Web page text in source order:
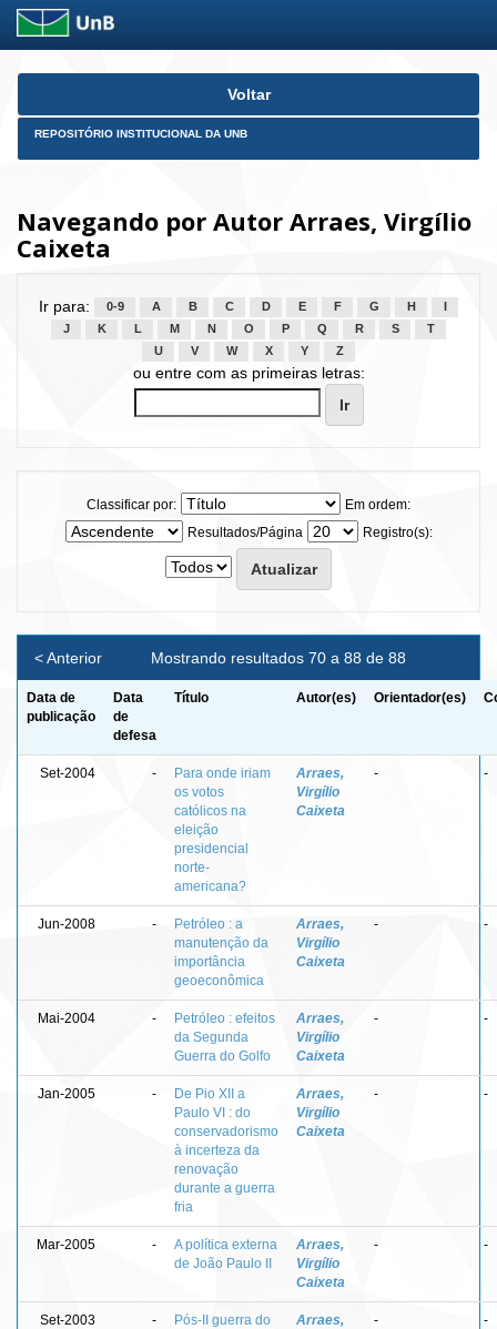
Skip
Voltar
REPOSITÓRIO INSTITUCIONAL DA UNB
Navegando por Autor Arraes, Virgílio
Caixeta
Ir para: 0-9 A B C D E F G H
J
K L M N O P Q R S
T
U
V W X Y Z
ou entre com as primeiras letras:
Classificar por:
Em ordem:
Resultados/Página
Registro(s):
Mostrando resultados 70 a 88 de 88
< Anterior
Data de
publicação
Data
de
defesa
Título Autor(es) Orientador(es)
Set-2004 -
Para onde iriam
os votos
católicos na
eleição
presidencial
norte-
americana?
Arraes,
Virgílio
Caixeta
- -
Jun-2008 -
Petróleo : a
manutenção da
importância
geoeconômica
Arraes,
Virgílio
Caixeta
- -
Mai-2004 -
Petróleo : efeitos
da Segunda
Guerra do Golfo
Arraes,
Virgílio
Caixeta
- -
Jan-2005 -
De Pio XII a
Paulo VI : do
conservadorismo
à incerteza da
renovação
durante a guerra
fria
Arraes,
Virgílio
Caixeta
- -
Mar-2005 -
A política externa
de João Paulo II
Arraes,
Virgílio
Caixeta
- -
Set-2003 -
Pós-II guerra do
Arraes,
- -